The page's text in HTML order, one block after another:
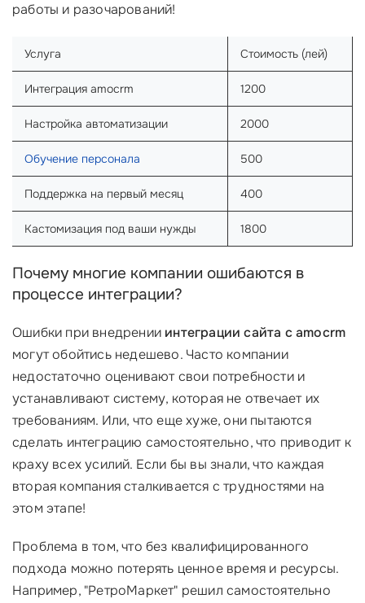
работы и разочарований!
Услуга Стоимость (лей)
Интеграция amocrm 1200
Настройка автоматизации 2000
Обучение персонала 500
Поддержка на первый месяц 400
Кастомизация под ваши нужды 1800
Почему многие компании ошибаются в
процессе интеграции?
Ошибки при внедрении интеграции сайта с amocrm
могут обойтись недешево. Часто компании
недостаточно оценивают свои потребности и
устанавливают систему, которая не отвечает их
требованиям. Или, что еще хуже, они пытаются
сделать интеграцию самостоятельно, что приводит к
краху всех усилий. Если бы вы знали, что каждая
вторая компания сталкивается с трудностями на
этом этапе!
Проблема в том, что без квалифицированного
подхода можно потерять ценное время и ресурсы.
Например, "РетроМаркет" решил самостоятельно